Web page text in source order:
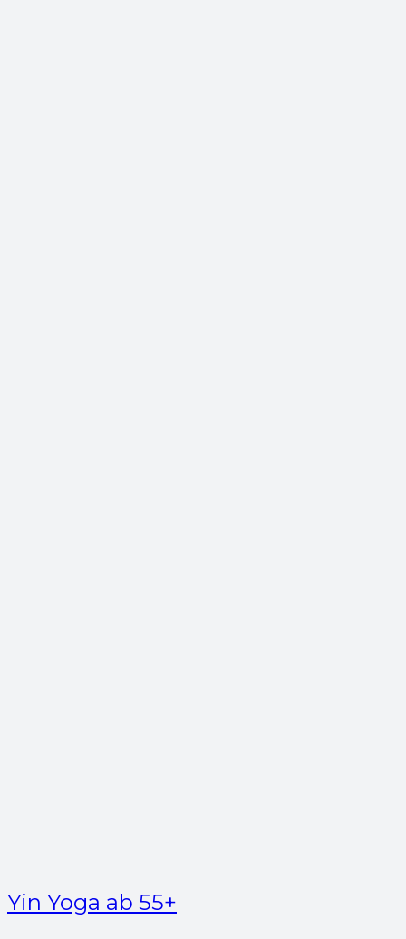
Yin Yoga ab 55+